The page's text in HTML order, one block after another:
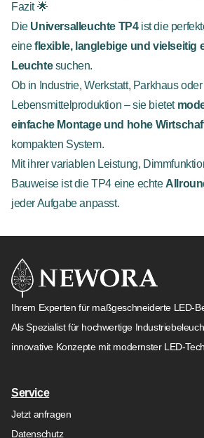
Fazit 🌟
Die Universalleuchte TP4ist die
eineflexible, langlebige und vielseitig
Leuchtesuchen.
Ob in Industrie, Werkstatt, Parkhaus oder
Lebensmittelproduktion – sie bietet
einfache Montage und hohe
kompakten System.
Mit ihrer variablen Leistung,
Bauweise ist die TP4 eine echte
jeder Aufgabe anpasst.
Ihrem Experten für maßgeschneiderte LED-
Als Spezialist für hochwertige
innovative Konzepte mit modernster LED-
Service
Jetzt anfragen
Datenschutz